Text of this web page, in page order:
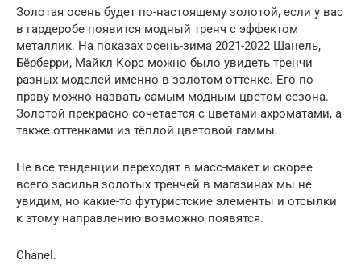
Золотая осень будет по-настоящему золотой, если у вас
в гардеробе появится модный тренч с эффектом
металлик. На показах осень-зима 2021-2022 Шанель,
Бёрберри, Майкл Корс можно было увидеть тренчи
разных моделей именно в золотом оттенке. Его по
праву можно назвать самым модным цветом сезона.
Золотой прекрасно сочетается с цветами ахроматами, а
также оттенками из тёплой цветовой гаммы.
Не все тенденции переходят в масс-макет и скорее
всего засилья золотых тренчей в магазинах мы не
увидим, но какие-то футуристские элементы и отсылки
к этому направлению возможно появятся.
Chanel.